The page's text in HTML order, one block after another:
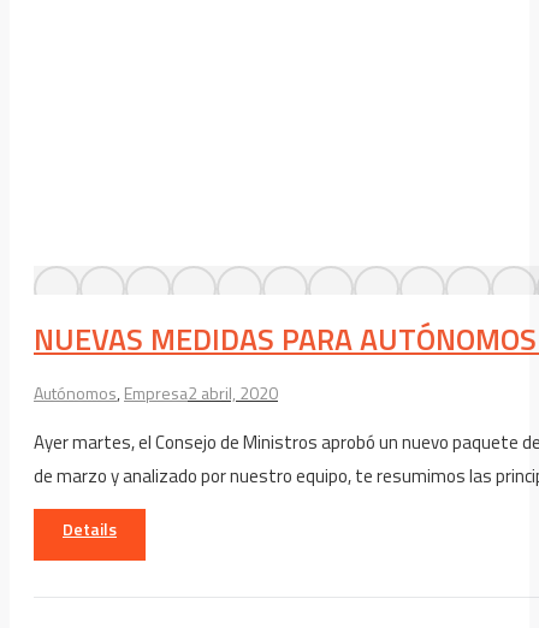
NUEVAS MEDIDAS PARA
Autónomos,Empresa2 abril, 2020
Ayer martes, el Consejo de Ministros aprobó un nuevo paquete
de marzo y analizado por nuestro equipo, te resumimos las
Details